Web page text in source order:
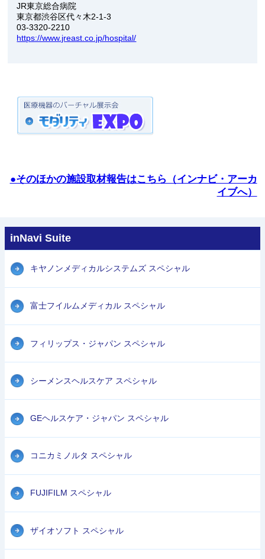
JR東京総合病院
東京都渋谷区代々木2-1-3
03-3320-2210
https://www.jreast.co.jp/hospital/
●そのほかの施設取材報告はこちら（インナビ・アーカ
イブへ）
inNavi Suite
キヤノンメディカルシステムズ スペシャル
富士フイルムメディカル スペシャル
フィリップス・ジャパン スペシャル
シーメンスヘルスケア スペシャル
GEヘルスケア・ジャパン スペシャル
コニカミノルタ スペシャル
FUJIFILM スペシャル
ザイオソフト スペシャル